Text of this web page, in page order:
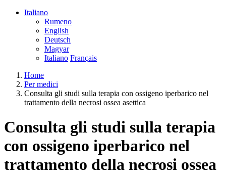
Italiano
Rumeno
English
Deutsch
Magyar
Italiano Français
Home
Per medici
Consulta gli studi sulla terapia con ossigeno iperbarico nel
trattamento della necrosi ossea asettica
Consulta gli studi sulla terapia
con ossigeno iperbarico nel
trattamento della necrosi ossea